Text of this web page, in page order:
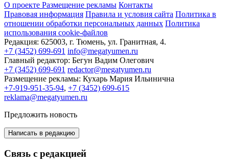
О проекте Размещение рекламы Контакты
Правовая информация Правила и условия сайта Политика в
отношении обработки персональных данных Политика
использования cookie-файлов
Редакция: 625003, г. Тюмень, ул. Гранитная, 4.
+7 (3452) 699-691 info@megatyumen.ru
Главный редактор: Бегун Вадим Олегович
+7 (3452) 699-691 redactor@megatyumen.ru
Размещение рекламы: Кухарь Мария Ильинична
+7-919-951-35-94, +7 (3452) 699-615
reklama@megatyumen.ru
Предложить новость
Написать в редакцию
Связь с редакцией